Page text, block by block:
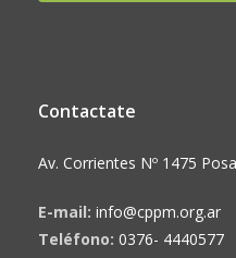
Contactate
Av. Corrientes Nº 1475
E-mail: info@cppm.org.ar
Teléfono: 0376- 4440577